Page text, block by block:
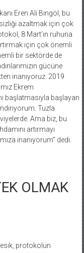
Eren Ali Bingöl, bu
azaltmak için çok
8 Mart’ın ruhuna
için çok önemli
bir sektörde de
gücüne
inanıyoruz. 2019
Ekrem
başlatmasıyla başlayan
Tuzla
Ama biz, bu
artırmayı
inanıyorum” dedi.
OLMAK
protokolün